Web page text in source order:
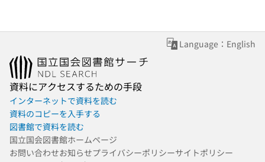
Language：English
資料にアクセスするための手段
インターネットで資料を読む
資料のコピーを入手する
図書館で資料を読む
国立国会図書館ホームページ
お問い合わせお知らせプライバシーポリシーサイトポリシー